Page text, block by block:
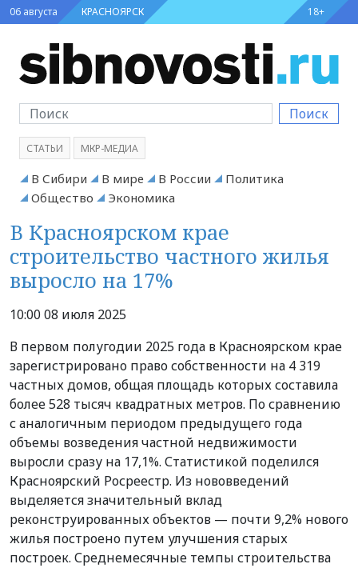
06 августа КРАСНОЯРСК 18+
Поиск
СТАТЬИ МКР-МЕДИА
В Сибири В мире В России
Политика
Общество
Экономика
В Красноярском крае
строительство частного жилья
выросло на 17%
10:00 08 июля 2025
В первом полугодии 2025 года в Красноярском крае
зарегистрировано право собственности на 4 319
частных домов, общая площадь которых составила
более 528 тысяч квадратных метров. По сравнению
с аналогичным периодом предыдущего года
объемы возведения частной недвижимости
выросли сразу на 17,1%. Статистикой поделился
Красноярский Росреестр. Из нововведений
выделяется значительный вклад
реконструированных объектов — почти 9,2% нового
жилья построено путем улучшения старых
построек. Среднемесячные темпы строительства